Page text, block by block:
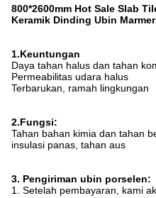
800*2600mm Hot Sale Slab
Keramik Dinding Ubin
1.Keuntungan
Daya tahan halus dan tahan
Permeabilitas udara halus
Terbarukan, ramah lingkungan
2.Fungsi:
Tahan bahan kimia dan tahan
insulasi panas, tahan aus
3. Pengiriman ubin porselen:
1. Setelah pembayaran, kami